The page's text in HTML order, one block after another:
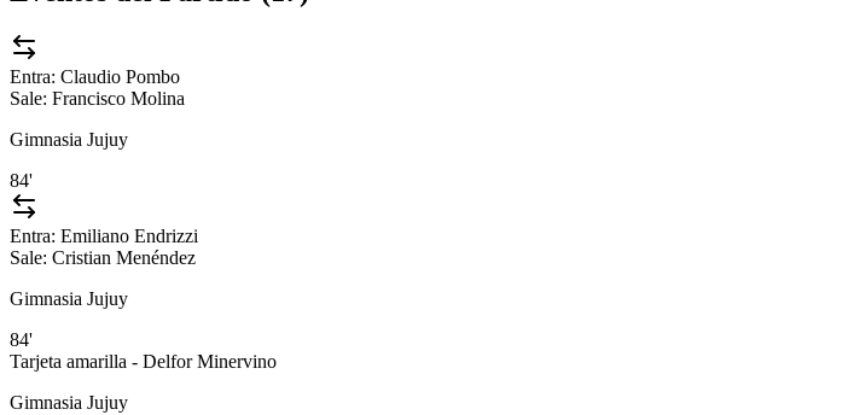
Entra: Claudio Pombo
Sale: Francisco Molina
Gimnasia Jujuy
84'
Entra: Emiliano Endrizzi
Sale: Cristian Menéndez
Gimnasia Jujuy
84'
Tarjeta amarilla - Delfor Minervino
Gimnasia Jujuy